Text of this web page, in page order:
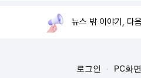
뉴스 밖 이야기, 다
로그인 PC화면